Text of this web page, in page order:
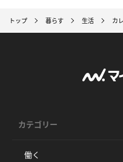
トップ 暮らす 生活 カ
カテゴリー
働く